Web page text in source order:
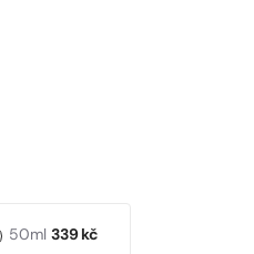
N° 592 -
339 kč
50ml